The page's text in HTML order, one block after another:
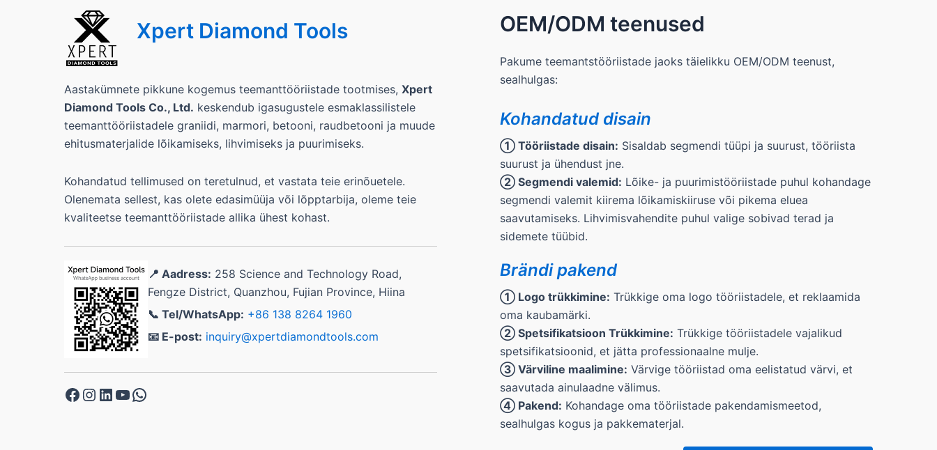
Xpert Diamond Tools
Aastakümnete pikkune kogemus teemanttööriistade tootmises, Xpert
Diamond Tools Co., Ltd. keskendub igasugustele esmaklassilistele
teemanttööriistadele graniidi, marmori, betooni, raudbetooni ja muude
ehitusmaterjalide lõikamiseks, lihvimiseks ja puurimiseks.
Kohandatud tellimused on teretulnud, et vastata teie erinõuetele.
Olenemata sellest, kas olete edasimüüja või lõpptarbija, oleme teie
kvaliteetse teemanttööriistade allika ühest kohast.
📍 Aadress: 258 Science and Technology Road,
Fengze District, Quanzhou, Fujian Province, Hiina
📞 Tel/WhatsApp: +86 138 8264 1960
📧 E-post: inquiry@xpertdiamondtools.com
Facebook
Instagram
LinkedIn
YouTube
WhatsApp
OEM/ODM teenused
Pakume teemantstööriistade jaoks täielikku OEM/ODM teenust,
sealhulgas:
Kohandatud disain
① Tööriistade disain: Sisaldab segmendi tüüpi ja suurust, tööriista
suurust ja ühendust jne.
② Segmendi valemid: Lõike- ja puurimistööriistade puhul kohandage
segmendi valemit kiirema lõikamiskiiruse või pikema eluea
saavutamiseks. Lihvimisvahendite puhul valige sobivad terad ja
sidemete tüübid.
Brändi pakend
① Logo trükkimine: Trükkige oma logo tööriistadele, et reklaamida
oma kaubamärki.
② Spetsifikatsioon Trükkimine: Trükkige tööriistadele vajalikud
spetsifikatsioonid, et jätta professionaalne mulje.
③ Värviline maalimine: Värvige tööriistad oma eelistatud värvi, et
saavutada ainulaadne välimus.
④ Pakend: Kohandage oma tööriistade pakendamismeetod,
sealhulgas kogus ja pakkematerjal.